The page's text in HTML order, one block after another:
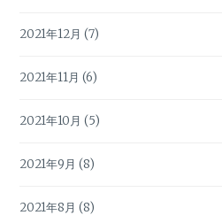
2021年12月 (7)
2021年11月 (6)
2021年10月 (5)
2021年9月 (8)
2021年8月 (8)